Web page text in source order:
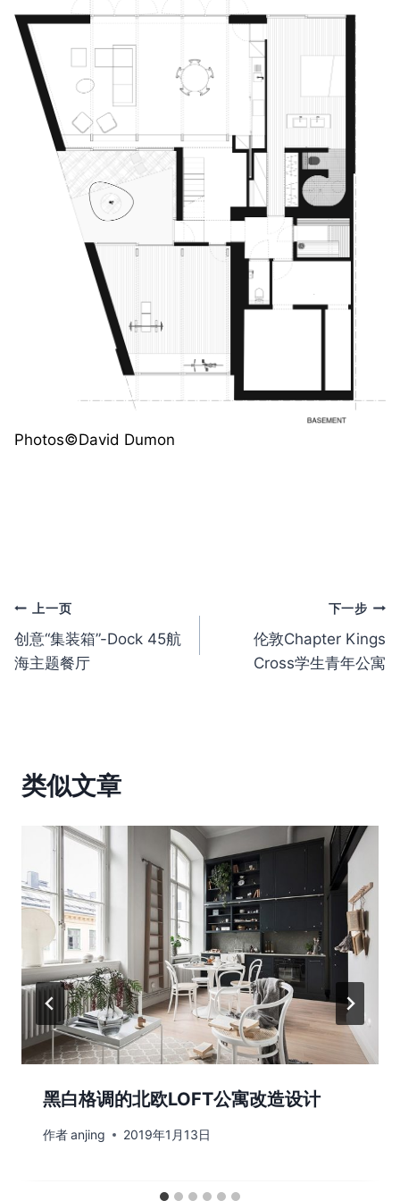
Photos©️David Dumon
文
章
上一页
创意“集装箱”-Dock 45航
海主题餐厅
下一步
伦敦Chapter Kings
Cross学生青年公寓
类似文章
黑白格调的北欧LOFT公寓改造设计
作者anjing 2019年1月13日